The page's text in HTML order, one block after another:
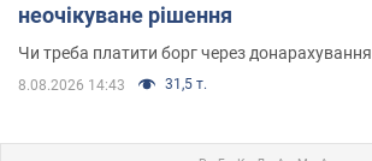
неочікуване рішення
Чи треба платити борг через донарахування
8.08.2026 14:43 31,5 т.